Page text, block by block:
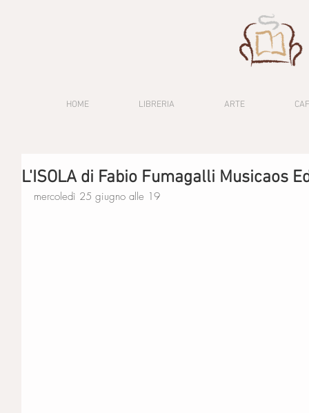
HOME LIBRERIA ARTE
L'ISOLA di Fabio Fumagalli Musicaos
mercoledì 25 giugno alle 19